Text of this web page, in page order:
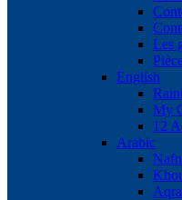
Les
English
My
12
Arabic